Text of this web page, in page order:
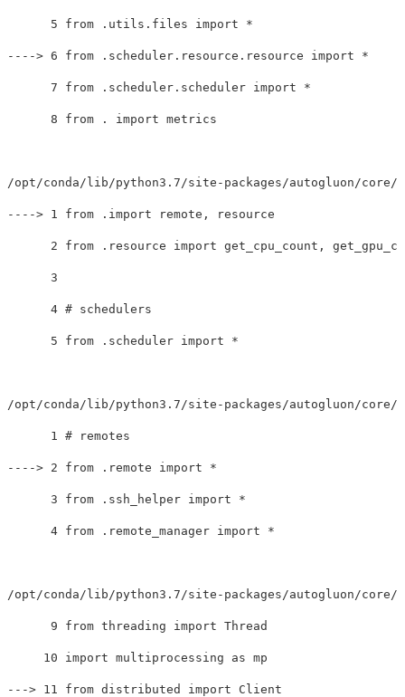
      5 from .utils.files import
*
----> 6 from .scheduler.resource.resource import *
      7 from .scheduler.scheduler import
*
      8 from
. import metrics
/opt/conda/lib/python3.7/site-packages/autogluon/
----> 1 from .import remote, resource
2 from .resource import get_cpu_count,
      3
      4
# schedulers
      5 from .scheduler import
*
/opt/conda/lib/python3.7/site-packages/autogluon/
      1
# remotes
----> 2 from .remote import *
      3 from .ssh_helper import
*
      4 from .remote_manager import
*
/opt/conda/lib/python3.7/site-packages/autogluon/core/
      9 from threading import Thread
---> 11 from distributed import Client